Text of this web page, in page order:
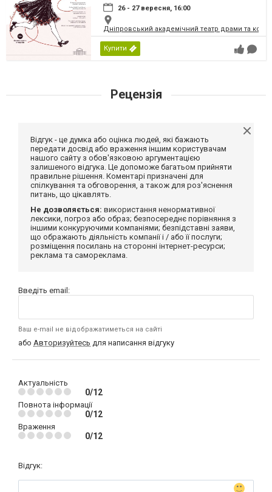
26 - 27 вересня, 16:00
Дніпровський академічний театр драми та
Купити
Рецензія
Відгук - це думка або оцінка людей, які бажають
передати досвід або враження іншим користувачам
нашого сайту з обов'язковою аргументацією
залишеного відгука. Це допоможе багатьом прийняти
правильне рішення. Коментарі призначені для
спілкування та обговорення, а також для роз'яснення
питань, що цікавлять.
Не дозволяється: використання ненормативної
лексики, погроз або образ; безпосереднє порівняння з
іншими конкуруючими компаніями; безпідставні заяви,
що ображають діяльність компанії і / або її послуги;
розміщення посилань на сторонні інтернет-ресурси;
реклама та самореклама.
Введіть email:
Ваш e-mail не відображатиметься на сайті
або Авторизуйтесь для написання відгуку
Актуальність
0/12
Повнота інформації
0/12
Враження
0/12
Відгук: